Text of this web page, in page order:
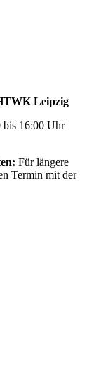
Leipzig
bis 16:00 Uhr
Für längere
Termin mit der